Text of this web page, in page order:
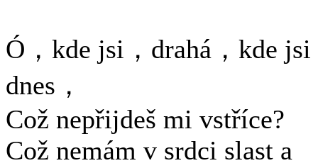
Ó，kde jsi，drahá，kde jsi
dnes，
Což nepřijdeš mi vstříce?
Což nemám v srdci slast a